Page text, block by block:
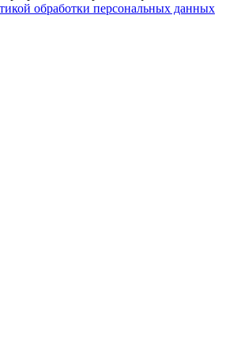
обработки персональных данных